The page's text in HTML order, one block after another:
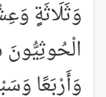
الْحُوثِيُّونَ